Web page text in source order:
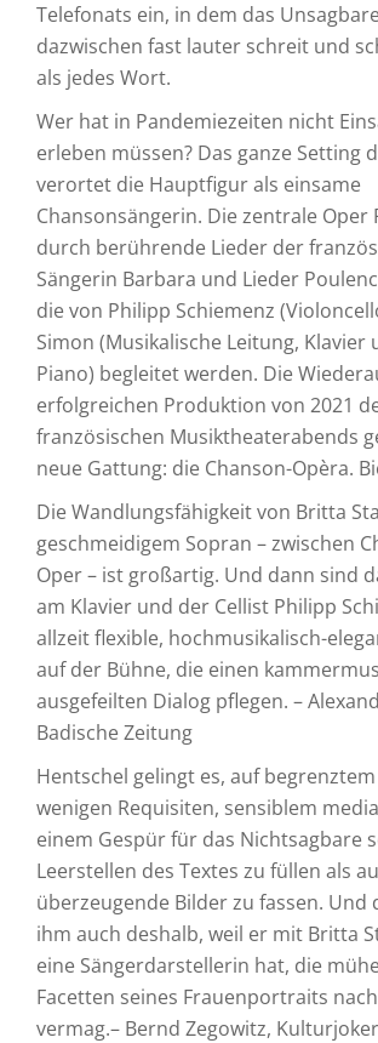
Telefonats ein, in dem das
dazwischen fast lauter schreit und
als jedes Wort.
Wer hat in Pandemiezeiten nicht
erleben müssen? Das ganze Setting
verortet die Hauptfigur als einsame
Chansonsängerin. Die zentrale Oper
durch berührende Lieder der
Sängerin Barbara und Lieder
die von Philipp Schiemenz
Simon (Musikalische Leitung, Klavier
Piano) begleitet werden. Die
erfolgreichen Produktion von 2021
französischen Musiktheaterabends
neue Gattung: die Chanson-Opèra.
Die Wandlungsfähigkeit von Britta
geschmeidigem Sopran – zwischen
Oper – ist großartig. Und dann sind
am Klavier und der Cellist Philipp
allzeit flexible, hochmusikalisch-
auf der Bühne, die einen
ausgefeilten Dialog pflegen. –
Badische Zeitung
Hentschel gelingt es, auf
wenigen Requisiten, sensiblem
einem Gespür für das Nichtsagbare
Leerstellen des Textes zu füllen als
überzeugende Bilder zu fassen. Und
ihm auch deshalb, weil er mit Britta
eine Sängerdarstellerin hat, die
Facetten seines Frauenportraits
vermag.– Bernd Zegowitz, Kulturjoker